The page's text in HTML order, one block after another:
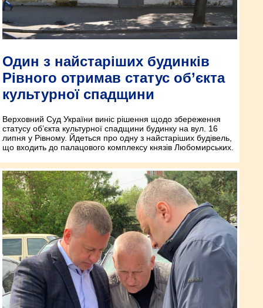
Один з найстаріших будинків
Рівного отримав статус об’єкта
культурної спадщини
Верховний Суд України виніс рішення щодо збереження
статусу об’єкта культурної спадщини будинку на вул. 16
липня у Рівному. Йдеться про одну з найстаріших будівель,
що входить до палацового комплексу князів Любомирських.